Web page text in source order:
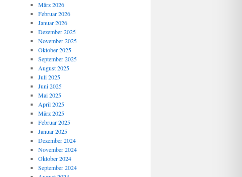
März 2026
Februar 2026
Januar 2026
Dezember 2025
November 2025
Oktober 2025
September 2025
August 2025
Juli 2025
Juni 2025
Mai 2025
April 2025
März 2025
Februar 2025
Januar 2025
Dezember 2024
November 2024
Oktober 2024
September 2024